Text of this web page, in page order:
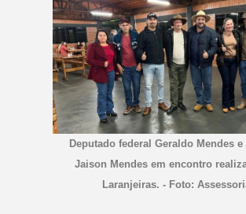
Deputado federal Geraldo Mendes
Jaison Mendes em encontro
Laranjeiras. - Foto: